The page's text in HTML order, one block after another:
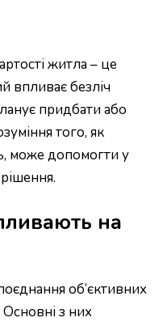
житла – це
впливає безліч
придбати або
того, як
може допомогти у
на
об’єктивних
Основні з них